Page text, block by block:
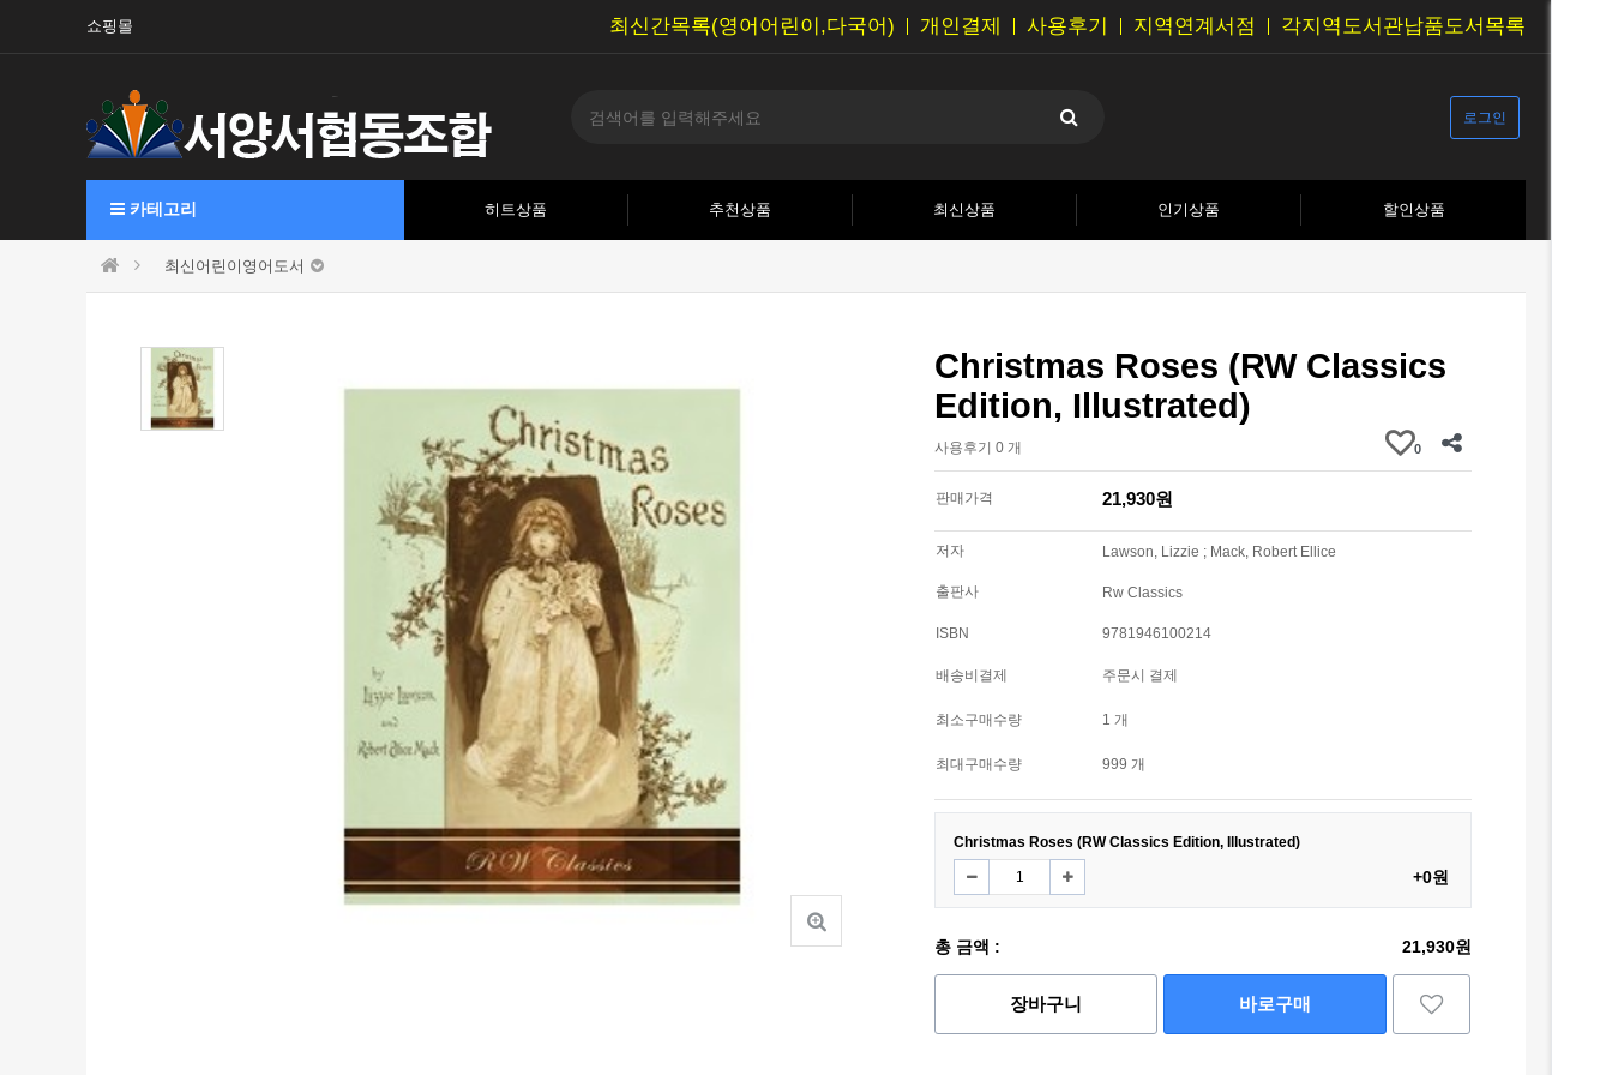
쇼핑몰 최신간목록(영어어린이,다국어) 개인결제 사용후기 지역연계서점 각지역도서관납품도서목록
로그인
카테고리 히트상품 추천상품 최신상품 인기상품 할인상품
최신어린이영어도서
Christmas Roses (RW Classics
Edition, Illustrated)
사용후기 0 개 0
판매가격 21,930원
저자 Lawson, Lizzie ; Mack, Robert Ellice
출판사 Rw Classics
ISBN 9781946100214
배송비결제 주문시 결제
최소구매수량 1 개
최대구매수량 999 개
Christmas Roses (RW Classics Edition, Illustrated)
+0원
총 금액 : 21,930원
장바구니 바로구매